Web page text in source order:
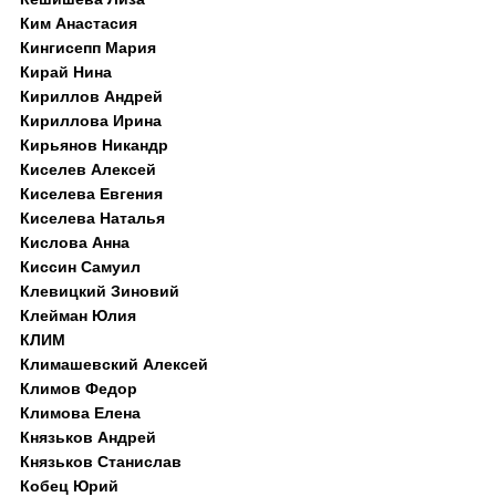
Ким Анастасия
Кингисепп Мария
Кирай Нина
Кириллов Андрей
Кириллова Ирина
Кирьянов Никандр
Киселев Алексей
Киселева Евгения
Киселева Наталья
Кислова Анна
Киссин Самуил
Клевицкий Зиновий
Клейман Юлия
КЛИМ
Климашевский Алексей
Климов Федор
Климова Елена
Князьков Андрей
Князьков Станислав
Кобец Юрий